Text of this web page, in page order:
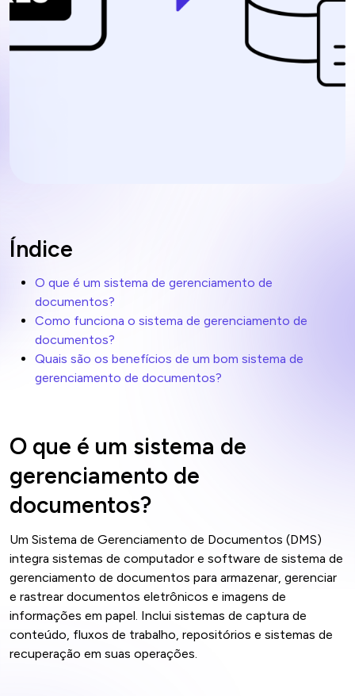
Índice
O que é um sistema de gerenciamento de
documentos?
Como funciona o sistema de gerenciamento de
documentos?
Quais são os benefícios de um bom sistema de
gerenciamento de documentos?
O que é um sistema de
gerenciamento de
documentos?
Um Sistema de Gerenciamento de Documentos (DMS)
integra sistemas de computador e software de sistema de
gerenciamento de documentos para armazenar, gerenciar
e rastrear documentos eletrônicos e imagens de
informações em papel. Inclui sistemas de captura de
conteúdo, fluxos de trabalho, repositórios e sistemas de
recuperação em suas operações.